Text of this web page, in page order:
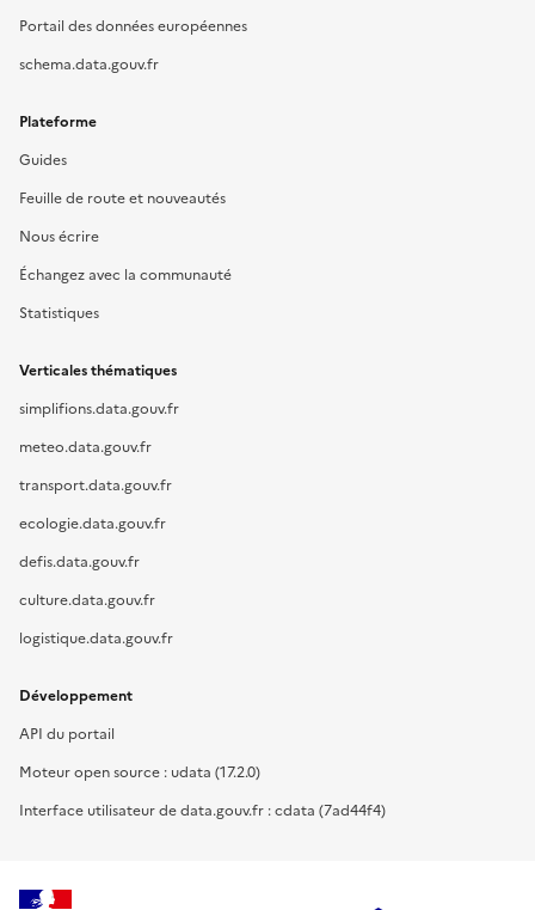
Portail des données européennes
schema.data.gouv.fr
Plateforme
Guides
Feuille de route et nouveautés
Nous écrire
Échangez avec la communauté
Statistiques
Verticales thématiques
simplifions.data.gouv.fr
meteo.data.gouv.fr
transport.data.gouv.fr
ecologie.data.gouv.fr
defis.data.gouv.fr
culture.data.gouv.fr
logistique.data.gouv.fr
Développement
API du portail
Moteur open source : udata (17.2.0)
Interface utilisateur de data.gouv.fr : cdata (7ad44f4)